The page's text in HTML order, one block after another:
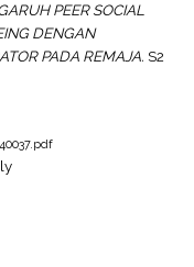
PEER SOCIAL
DENGAN
PADA REMAJA. S2